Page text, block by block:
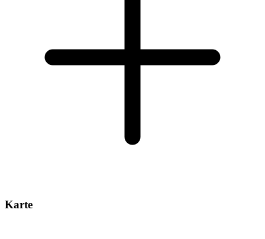
Karte